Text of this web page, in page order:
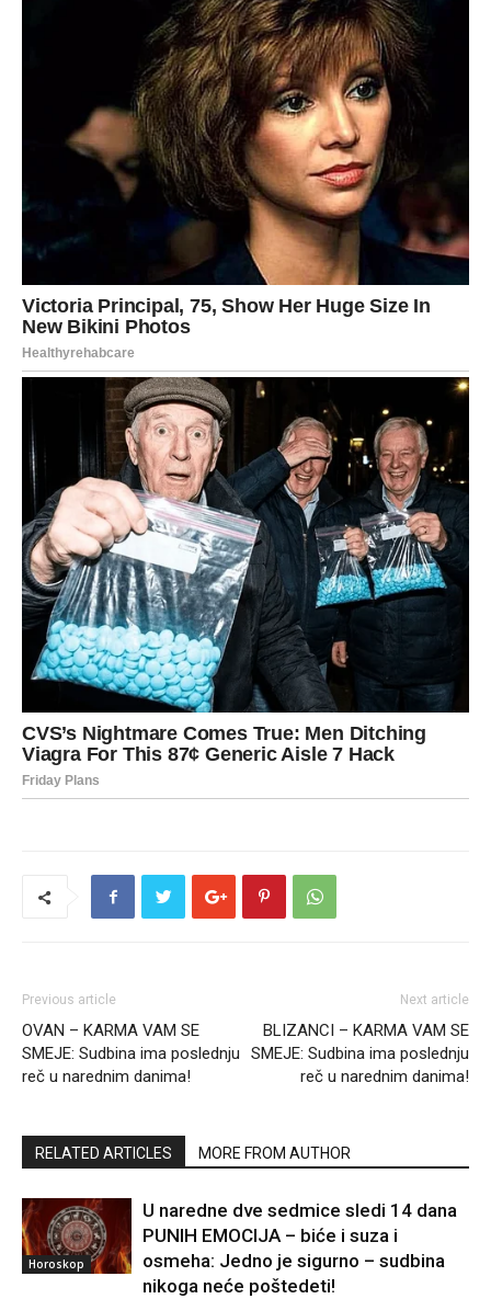
Previous article
OVAN – KARMA VAM SE
SMEJE: Sudbina ima poslednju
reč u narednim danima!
Next article
BLIZANCI – KARMA VAM SE
SMEJE: Sudbina ima poslednju
reč u narednim danima!
RELATED ARTICLES MORE FROM AUTHOR
Horoskop
U naredne dve sedmice sledi 14 dana
PUNIH EMOCIJA – biće i suza i
osmeha: Jedno je sigurno – sudbina
nikoga neće poštedeti!